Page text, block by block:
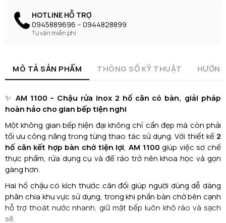
HOTLINE HỖ TRỢ
0945889696 -- 0944828899
Tư vấn miễn phí
MÔ TẢ SẢN PHẨM THÔNG SỐ KỸ THUẬT
✨ AM 1100 – Chậu rửa inox 2 hố cân có bàn, giải pháp
hoàn hảo cho gian bếp tiện nghi
Một không gian bếp hiện đại không chỉ cần đẹp mà còn phải
tối ưu công năng trong từng thao tác sử dụng. Với thiết kế 2
hố cân kết hợp bàn chờ tiện lợi, AM 1100 giúp việc sơ chế
thực phẩm, rửa dụng cụ và để ráo trở nên khoa học và gọn
gàng hơn.
Hai hố chậu có kích thước cân đối giúp người dùng dễ dàng
phân chia khu vực sử dụng, trong khi phần bàn chờ bên cạnh
hỗ trợ thoát nước nhanh, giữ mặt bếp luôn khô ráo và sạch
sẽ.